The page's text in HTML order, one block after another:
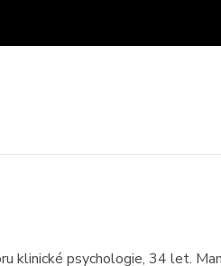
klinické psychologie, 34 let.